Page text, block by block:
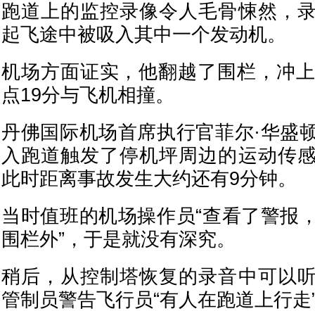
跑道上的监控录像令人毛骨悚然，
起飞途中被吸入其中一个发动机。
机场方面证实，他翻越了围栏，冲
点19分与飞机相撞。
丹佛国际机场首席执行官菲尔·华盛
入跑道触发了停机坪周边的运动传
此时距离事故发生大约还有9分钟。
当时值班的机场操作员“查看了警报
围栏外”，于是就没有深究。
稍后，从控制塔恢复的录音中可以
管制员警告飞行员“有人在跑道上行走